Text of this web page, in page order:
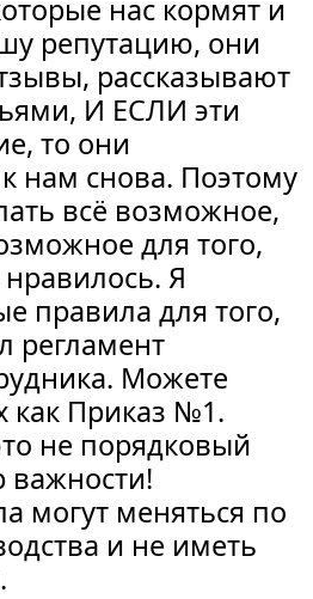
нас кормят и
репутацию, они
рассказывают
И ЕСЛИ эти
то они
нам снова. Поэтому
всё возможное,
для того,
Я
правила для того,
регламент
Можете
как Приказ №1.
не порядковый
важности!
могут меняться по
и не иметь